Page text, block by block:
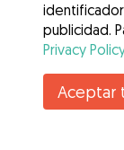
publicidad.
Privacy Policy
Aceptar